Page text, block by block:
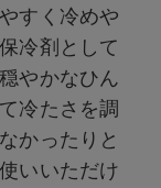
すく冷めや
冷剤として
やかなひん
冷たさを調
かったりと
いいただけ